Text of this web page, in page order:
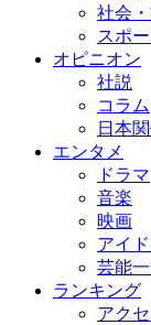
社会
スポ
オピニオン
社説
コラム
日本
エンタメ
ドラマ
音楽
映画
アイ
芸能
ランキング
アク